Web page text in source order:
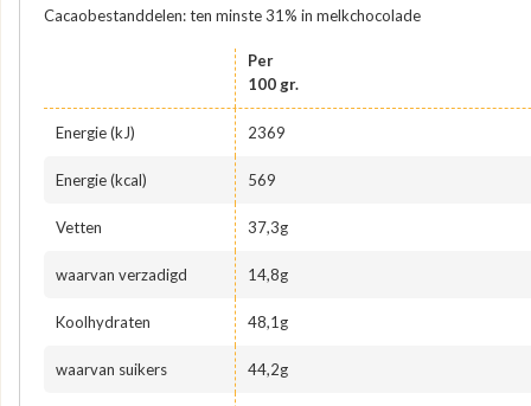
Cacaobestanddelen: ten minste 31% in melkchocolade
Per
100 gr.
Energie (kJ) 2369
Energie (kcal) 569
Vetten 37,3g
waarvan verzadigd 14,8g
Koolhydraten 48,1g
waarvan suikers 44,2g